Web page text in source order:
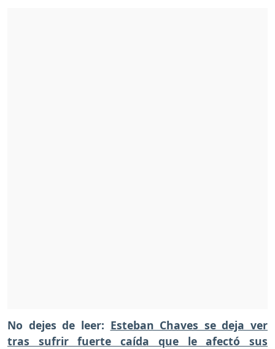
No dejes de leer: Esteban Chaves se deja ver
tras sufrir fuerte caída que le afectó sus